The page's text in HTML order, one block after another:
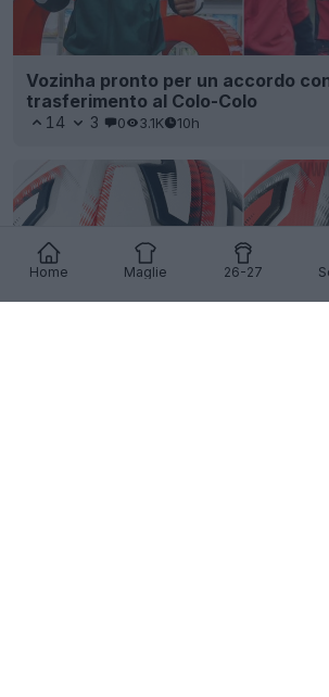
Home Maglie 26-27
Vozinha pronto per un accordo
trasferimento al Colo-Colo
14 3 0 3.1K 10h